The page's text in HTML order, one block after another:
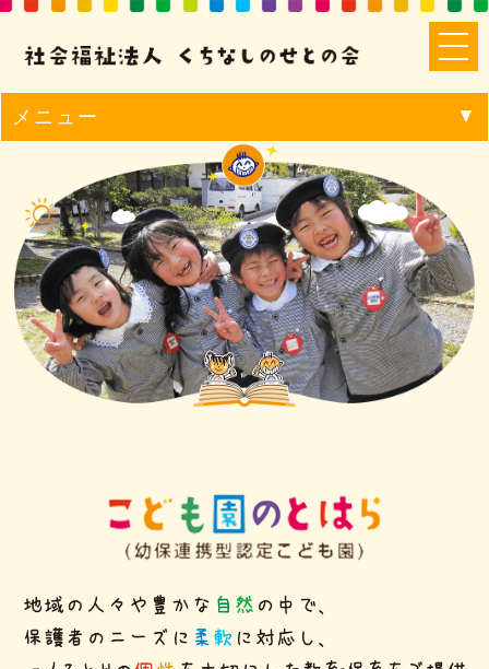
メニュー
HOME
こども園のとはら
保育内容
園での一日
年間・月間行事
のっぴーキッズハウス
のとはらキッズクラブ
そよ風広場